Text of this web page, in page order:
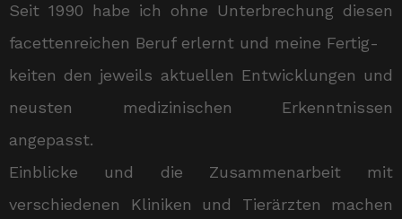
Seit 1990 habe ich ohne Unterbrechung diesen
facettenreichen Beruf erlernt und meine Fertig-
keiten den jeweils aktuellen Entwicklungen und
neusten medizinischen Erkenntnissen
angepasst.
Einblicke und die Zusammenarbeit mit
verschiedenen Kliniken und Tierärzten machen